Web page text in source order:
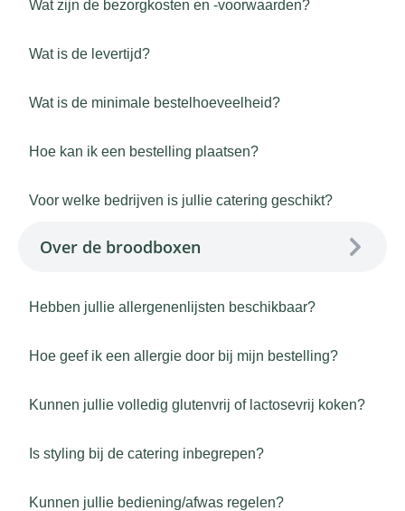
Wat zijn de bezorgkosten en -voorwaarden?
Wat is de levertijd?
Wat is de minimale bestelhoeveelheid?
Hoe kan ik een bestelling plaatsen?
Voor welke bedrijven is jullie catering geschikt?
Over de broodboxen
Hebben jullie allergenenlijsten beschikbaar?
Hoe geef ik een allergie door bij mijn bestelling?
Kunnen jullie volledig glutenvrij of lactosevrij koken?
Is styling bij de catering inbegrepen?
Kunnen jullie bediening/afwas regelen?